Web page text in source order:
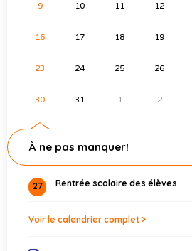
9 10 11 12
16 17 18 19
23 24 25 26
30 31 1 2
À ne pas manquer!
27 Rentrée scolaire des élèves
Voir le calendrier complet >